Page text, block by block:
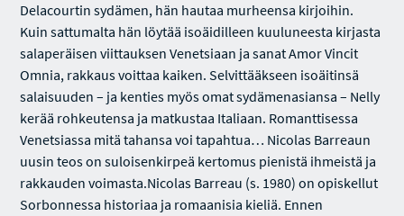
Delacourtin sydämen, hän hautaa murheensa kirjoihin.
Kuin sattumalta hän löytää isoäidilleen kuuluneesta kirjasta
salaperäisen viittauksen Venetsiaan ja sanat Amor Vincit
Omnia, rakkaus voittaa kaiken. Selvittääkseen isoäitinsä
salaisuuden – ja kenties myös omat sydämenasiansa – Nelly
kerää rohkeutensa ja matkustaa Italiaan. Romanttisessa
Venetsiassa mitä tahansa voi tapahtua… Nicolas Barreaun
uusin teos on suloisenkirpeä kertomus pienistä ihmeistä ja
rakkauden voimasta.Nicolas Barreau (s. 1980) on opiskellut
Sorbonnessa historiaa ja romaanisia kieliä. Ennen